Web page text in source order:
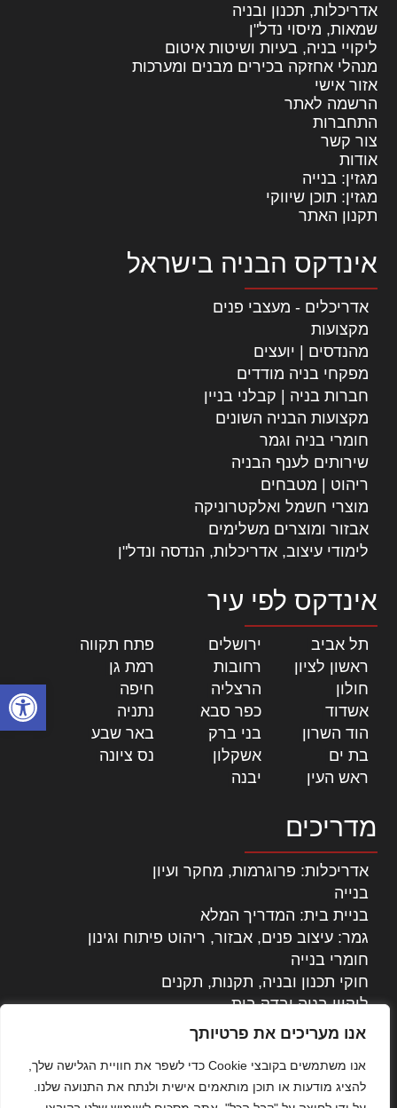
פתח
אנו מעריכים את פרטיותך
אנו משתמשים בקובצי Cookie כדי לשפר את חוויית הגלישה שלך,
להציג מודעות או תוכן מותאמים אישית ולנתח את התנועה שלנו.
אדריכלות, תכנון ובניה
שמאות, מיסוי נדל"ן
ליקויי בניה, בעיות ושיטות איטום
מנהלי אחזקה בכירים מבנים ומערכות
אזור אישי
הרשמה לאתר
התחברות
צור קשר
אודות
מגזין: בנייה
מגזין: תוכן שיווקי
תקנון האתר
אינדקס הבניה בישראל
אדריכלים - מעצבי פנים
מקצועות
מהנדסים | יועצים
מפקחי בניה מודדים
חברות בניה | קבלני בניין
מקצועות הבניה השונים
חומרי בניה וגמר
שירותים לענף הבניה
ריהוט | מטבחים
מוצרי חשמל ואלקטרוניקה
אבזור ומוצרים משלימים
לימודי עיצוב, אדריכלות, הנדסה ונדל"ן
אינדקס לפי עיר
תל אביב ירושלים פתח תקווה
ראשון לציון
רחובות רמת גן
חולון
הרצליה חיפה
אשדוד
כפר סבא נתניה
הוד השרון
בני ברק באר שבע
בת ים
אשקלון נס ציונה
ראש העין
יבנה
מדריכים
אדריכלות: פרוגרמות, מחקר ועיון
בנייה
בניית בית: המדריך המלא
גמר: עיצוב פנים, אבזור, ריהוט פיתוח וגינון
חומרי בנייה
חוקי תכנון ובניה, תקנות, תקנים
ליקויי בניה ובדק בית
נדל"ן: זכויות, אגרות ועסקאות
עקרונות ניהול אחזקה מתקדמות
צילום אדריכלי